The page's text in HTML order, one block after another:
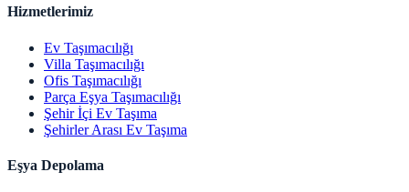
Hizmetlerimiz
Ev Taşımacılığı
Villa Taşımacılığı
Ofis Taşımacılığı
Parça Eşya Taşımacılığı
Şehir İçi Ev Taşıma
Şehirler Arası Ev Taşıma
Eşya Depolama